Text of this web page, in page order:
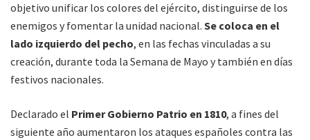
objetivo unificar los colores del ejército, distinguirse de los
enemigos y fomentar la unidad nacional. Se coloca en el
lado izquierdo del pecho, en las fechas vinculadas a su
creación, durante toda la Semana de Mayo y también en días
festivos nacionales.
Declarado el Primer Gobierno Patrio en 1810, a fines del
siguiente año aumentaron los ataques españoles contra las